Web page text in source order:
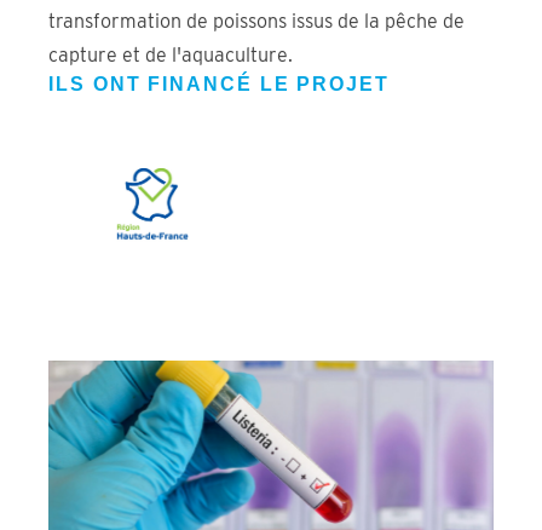
transformation de poissons issus de la pêche de
capture et de l'aquaculture.
ILS ONT FINANCÉ LE PROJET